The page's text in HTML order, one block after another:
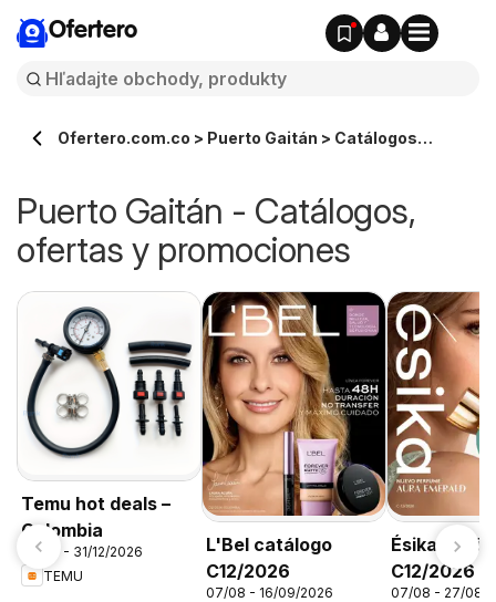
Ofertero
Ofertero.com.co > Puerto Gaitán > Catálogos
Puerto Gaitán - Catálogos,
ofertas y promociones
Temu hot deals –
Colombia
05/08 - 31/12/2026
TEMU
L'Bel catálogo
C12/2026
07/08 - 16/09/2026
Ésika
C12/2026
07/08 - 27/08/